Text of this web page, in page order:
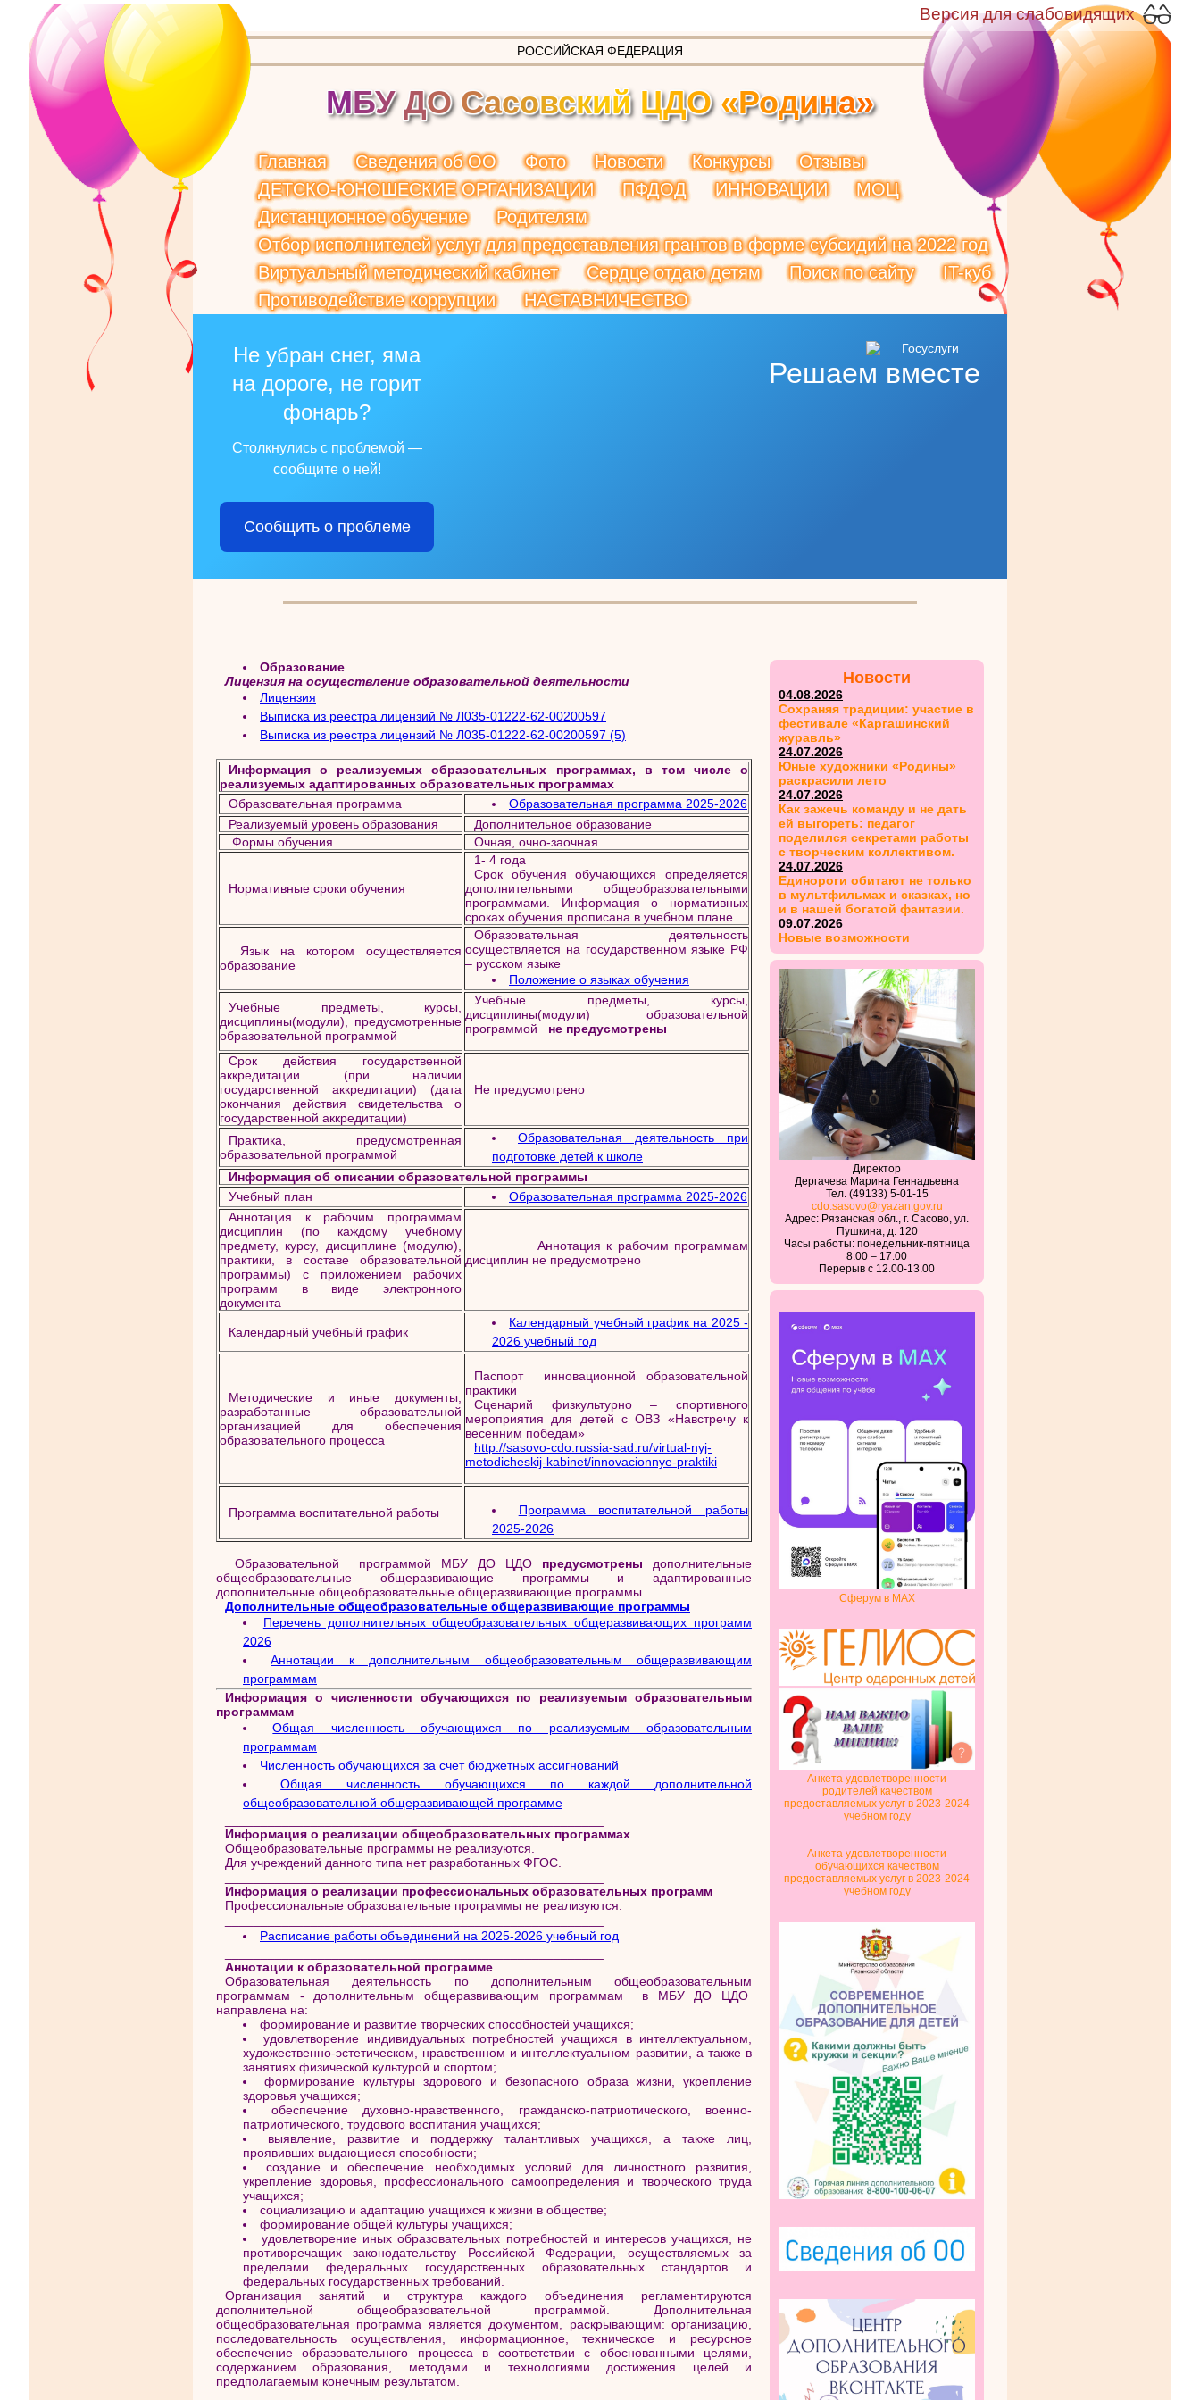
Версия для слабовидящих
РОССИЙСКАЯ ФЕДЕРАЦИЯ
МБУ ДО Сасовский ЦДО «Родина»
Главная Сведения об ОО Фото Новости Конкурсы
Отзывы
ДЕТСКО-ЮНОШЕСКИЕ ОРГАНИЗАЦИИ
ПФДОД ИННОВАЦИИ
МОЦ
Дистанционное обучение
Родителям
Отбор исполнителей услуг для предоставления грантов в форме субсидий на 2022 год
Виртуальный методический кабинет
Сердце отдаю детям Поиск по сайту
IT-куб
Противодействие коррупции
НАСТАВНИЧЕСТВО
Решаем вместе
Не убран снег, яма
на дороге, не горит
фонарь?
Столкнулись с проблемой —
сообщите о ней!
Сообщить о проблеме
Образование
Лицензия на осуществление образовательной деятельности
Лицензия
Выписка из реестра лицензий № Л035-01222-62-00200597
Выписка из реестра лицензий № Л035-01222-62-00200597 (5)
Информация о реализуемых образовательных программах, в том числе о
реализуемых адаптированных образовательных программах
Образовательная программа
Образовательная программа 2025-2026
Реализуемый уровень образования
Дополнительное образование
Формы обучения
Очная, очно-заочная
Нормативные сроки обучения
1- 4 года
Срок обучения обучающихся определяется
дополнительными общеобразовательными
программами. Информация о нормативных
сроках обучения прописана в учебном плане.
Язык на котором осуществляется
образование
Образовательная деятельность
осуществляется на государственном языке РФ
– русском языке
Положение о языках обучения
Учебные предметы, курсы,
дисциплины(модули), предусмотренные
образовательной программой
Учебные предметы, курсы,
дисциплины(модули) образовательной
программой не предусмотрены
Срок действия государственной
аккредитации (при наличии
государственной аккредитации) (дата
окончания действия свидетельства о
государственной аккредитации)
Не предусмотрено
Практика, предусмотренная
образовательной программой
Образовательная деятельность при
подготовке детей к школе
Информация об описании образовательной программы
Учебный план
Образовательная программа 2025-2026
Аннотация к рабочим программам
дисциплин (по каждому учебному
предмету, курсу, дисциплине (модулю),
практики, в составе образовательной
программы) с приложением рабочих
программ в виде электронного
документа
Аннотация к рабочим программам
дисциплин не предусмотрено
Календарный учебный график
Календарный учебный график на 2025 -
2026 учебный год
Методические и иные документы,
разработанные образовательной
организацией для обеспечения
образовательного процесса
Паспорт инновационной образовательной
практики
Сценарий физкультурно – спортивного
мероприятия для детей с ОВЗ «Навстречу к
весенним победам»
http://sasovo-cdo.russia-sad.ru/virtual-nyj-
metodicheskij-kabinet/innovacionnye-praktiki
Программа воспитательной работы
Программа воспитательной работы
2025-2026
Образовательной программой МБУ ДО ЦДО предусмотрены дополнительные
общеобразовательные общеразвивающие программы и адаптированные
дополнительные общеобразовательные общеразвивающие программы
Дополнительные общеобразовательные общеразвивающие программы
Перечень дополнительных общеобразовательных общеразвивающих программ
2026
Аннотации к дополнительным общеобразовательным общеразвивающим
программам
Информация о численности обучающихся по реализуемым образовательным
программам
Общая численность обучающихся по реализуемым образовательным
программам
Численность обучающихся за счет бюджетных ассигнований
Общая численность обучающихся по каждой дополнительной
общеобразовательной общеразвивающей программе
Информация о реализации общеобразовательных программах
Общеобразовательные программы не реализуются.
Для учреждений данного типа нет разработанных ФГОС.
Информация о реализации профессиональных образовательных программ
Профессиональные образовательные программы не реализуются.
Расписание работы объединений на 2025-2026 учебный год
Аннотации к образовательной программе
Образовательная деятельность по дополнительным общеобразовательным
программам - дополнительным общеразвивающим программам в МБУ ДО ЦДО
направлена на:
формирование и развитие творческих способностей учащихся;
удовлетворение индивидуальных потребностей учащихся в интеллектуальном,
художественно-эстетическом, нравственном и интеллектуальном развитии, а также в
занятиях физической культурой и спортом;
формирование культуры здорового и безопасного образа жизни, укрепление
здоровья учащихся;
обеспечение духовно-нравственного, гражданско-патриотического, военно-
патриотического, трудового воспитания учащихся;
выявление, развитие и поддержку талантливых учащихся, а также лиц,
проявивших выдающиеся способности;
создание и обеспечение необходимых условий для личностного развития,
укрепление здоровья, профессионального самоопределения и творческого труда
учащихся;
социализацию и адаптацию учащихся к жизни в обществе;
формирование общей культуры учащихся;
удовлетворение иных образовательных потребностей и интересов учащихся, не
противоречащих законодательству Российской Федерации, осуществляемых за
пределами федеральных государственных образовательных стандартов и
федеральных государственных требований.
Организация занятий и структура каждого объединения регламентируются
дополнительной общеобразовательной программой. Дополнительная
общеобразовательная программа является документом, раскрывающим: организацию,
последовательность осуществления, информационное, техническое и ресурсное
обеспечение образовательного процесса в соответствии с обоснованными целями,
содержанием образования, методами и технологиями достижения целей и
предполагаемым конечным результатом.
Новости
04.08.2026
Сохраняя традиции: участие в
фестивале «Каргашинский
журавль»
24.07.2026
Юные художники «Родины»
раскрасили лето
24.07.2026
Как зажечь команду и не дать
ей выгореть: педагог
поделился секретами работы
с творческим коллективом.
24.07.2026
Единороги обитают не только
в мультфильмах и сказках, но
и в нашей богатой фантазии.
09.07.2026
Новые возможности
Директор
Дергачева Марина Геннадьевна
Тел. (49133) 5-01-15
cdo.sasovo@ryazan.gov.ru
Адрес: Рязанская обл., г. Сасово, ул.
Пушкина, д. 120
Часы работы: понедельник-пятница
8.00 – 17.00
Перерыв с 12.00-13.00
Сферум в MAX
Анкета удовлетворенности
родителей качеством
предоставляемых услуг в 2023-2024
учебном году
Анкета удовлетворенности
обучающихся качеством
предоставляемых услуг в 2023-2024
учебном году